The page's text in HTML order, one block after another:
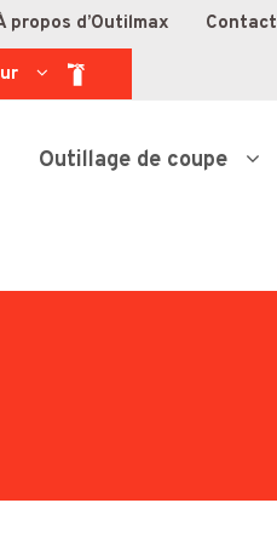
propos d’Outilmax Contact
Outillage de coupe